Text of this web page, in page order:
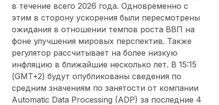
в течение всего 2026 года. Одновременно с
этим в сторону ускорения были пересмотрены
ожидания в отношении темпов роста ВВП на
фоне улучшения мировых перспектив. Также
регулятор рассчитывает на более низкую
инфляцию в ближайшие несколько лет. В 15:15
(GMT+2) будут опубликованы сведения по
средним значениям по занятости от компании
Automatic Data Processing (ADP) за последние 4